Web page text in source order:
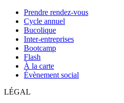
Prendre rendez-vous
Cycle annuel
Bucolique
Inter-entreprises
Bootcamp
Flash
À la carte
Évènement social
LÉGAL